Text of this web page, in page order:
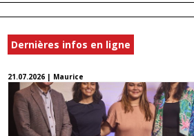
Dernières infos en ligne
21.07.2026 | Maurice